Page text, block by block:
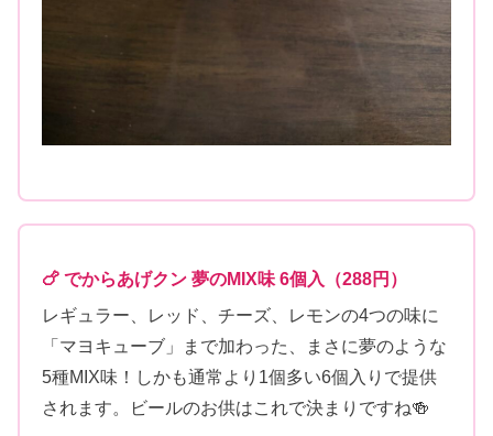
🍗 でからあげクン 夢のMIX味 6個入（288円）
レギュラー、レッド、チーズ、レモンの4つの味に
「マヨキューブ」まで加わった、まさに夢のような
5種MIX味！しかも通常より1個多い6個入りで提供
されます。ビールのお供はこれで決まりですね🍻